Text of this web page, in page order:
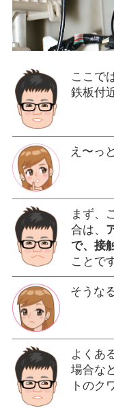
ここで
鉄板付
え〜っ
まず、
合は、
で、接
ことで
そうな
よくあ
場合な
トのク